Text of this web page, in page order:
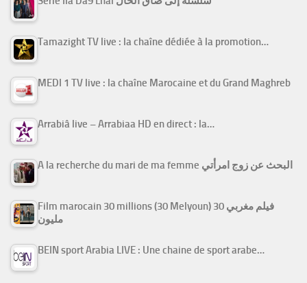
Tamazight TV live : la chaîne dédiée à la promotion…
MEDI 1 TV live : la chaîne Marocaine et du Grand Maghreb
Arrabiâ live – Arrabiaa HD en direct : la…
A la recherche du mari de ma femme البحث عن زوج امرأتي
Film marocain 30 millions (30 Melyoun) فيلم مغربي 30
مليون
BEIN sport Arabia LIVE : Une chaine de sport arabe…